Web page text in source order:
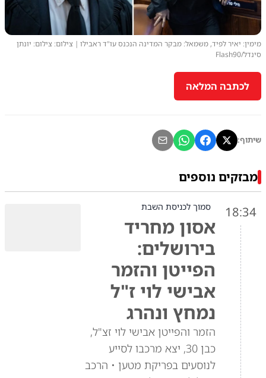
מימין: יאיר לפיד, משמאל: מבקר המדינה הנכנס עו"ד ראבילו | צילום: צילום: יונתן
סינדל/Flash90
לכתבה המלאה
שיתוף:
מבזקים נוספים
18:34 סמוך לכניסת השבת
אסון מחריד
בירושלים:
הפייטן והזמר
אבישי לוי ז"ל
נמחץ ונהרג
הזמר והפייטן אבישי לוי זצ"ל,
כבן 30, יצא מרכבו לסייע
לנוסעים בפריקת מטען • הרכב